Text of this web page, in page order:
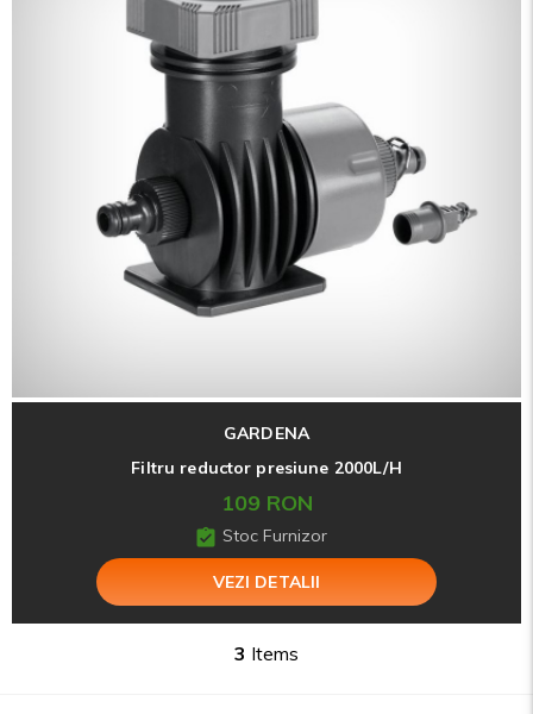
GARDENA
Filtru reductor presiune 2000L/H
109 RON
Stoc Furnizor
VEZI DETALII
3 Items